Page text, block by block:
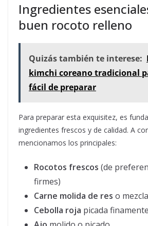
Ingredientes
buen rocoto relleno
Quizás también te interese:
kimchi coreano tradicional
fácil de preparar
Para preparar esta exquisitez, es
ingredientes frescos y de calidad. A
mencionamos los principales:
Rocotos frescos (de
firmes)
Carne molida de res o
Cebolla roja picada finamente